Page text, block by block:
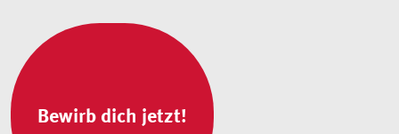
Bewirb dich jetzt!